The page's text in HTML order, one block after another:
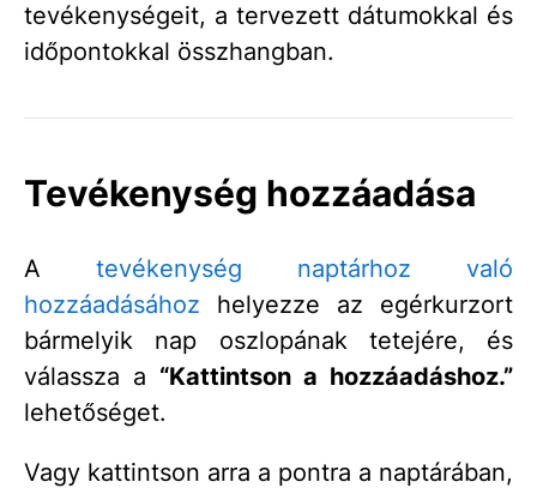
tevékenységeit, a tervezett dátumokkal és
időpontokkal összhangban.
Tevékenység hozzáadása
A tevékenység naptárhoz való
hozzáadásához helyezze az egérkurzort
bármelyik nap oszlopának tetejére, és
válassza a “Kattintson a hozzáadáshoz.”
lehetőséget.
Vagy kattintson arra a pontra a naptárában,